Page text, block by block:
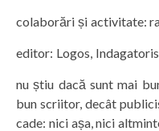
colaborări și activitate:
editor: Logos, Indagatoris
nu știu dacă sunt mai
bun scriitor, decât
cade: nici așa, nici